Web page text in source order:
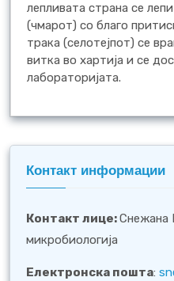
лепливата страна се
(чмарот) со благо
трака (селотејпот) се
витка во хартија и се
лабораторијата.
Контакт информации
Контакт лице:Снежана
микробиологија
Електронска пошта: